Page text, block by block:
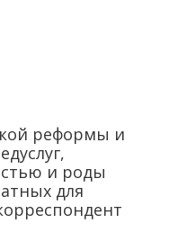
реформы и
и роды
для